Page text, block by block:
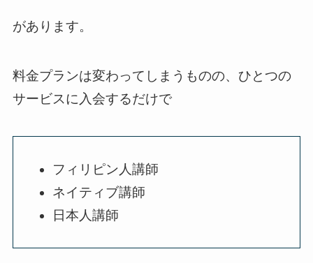
があります。
料金プランは変わってしまうものの、ひとつの
サービスに入会するだけで
フィリピン人講師
ネイティブ講師
日本人講師